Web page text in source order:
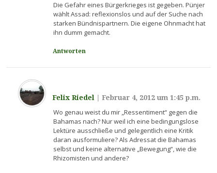
Die Gefahr eines Bürgerkrieges ist gegeben. Pünjer
wählt Assad: reflexionslos und auf der Suche nach
starken Bündnispartnern. Die eigene Ohnmacht hat
ihn dumm gemacht.
Antworten
Felix Riedel |Februar 4, 2012 um 1:45 p.m.
Wo genau weist du mir „Ressentiment“ gegen die
Bahamas nach? Nur weil ich eine bedingungslose
Lektüre ausschließe und gelegentlich eine Kritik
daran ausformuliere? Als Adressat die Bahamas
selbst und keine alternative „Bewegung“, wie die
Rhizomisten und andere?